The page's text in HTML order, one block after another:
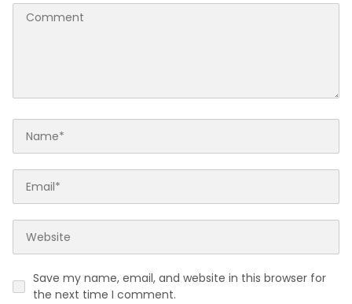
Save my name, email, and website in this browser for
the next time I comment.